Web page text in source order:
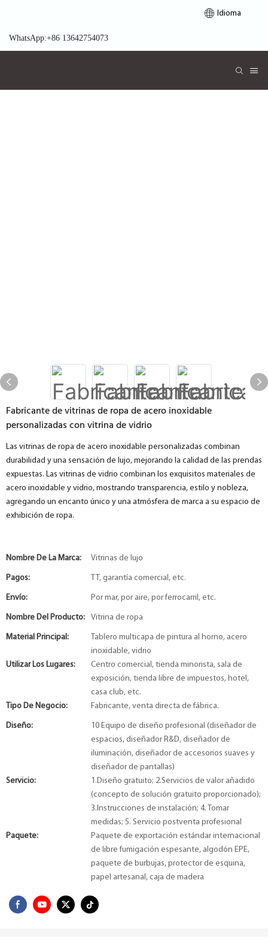
Idioma
WhatsApp:+86 13642754073
Fabricante de vitrinas de ropa de acero inoxidable
personalizadas con vitrina de vidrio
Las vitrinas de ropa de acero inoxidable personalizadas combinan
durabilidad y una sensación de lujo, mejorando la calidad de las prendas
expuestas. Las vitrinas de vidrio combinan los exquisitos materiales de
acero inoxidable y vidrio, mostrando transparencia, estilo y nobleza,
agregando un encanto único y una atmósfera de marca a su espacio de
exhibición de ropa.
Nombre De La Marca: Vitrinas de lujo
Pagos: TT, garantía comercial, etc.
Envío: Por mar, por aire, por ferrocarril, etc.
Nombre Del Producto: Vitrina de ropa
Material Principal:
Tablero multicapa de pintura al horno, acero
inoxidable, vidrio
Utilizar Los Lugares:
Centro comercial, tienda minorista, sala de
exposición, tienda libre de impuestos, hotel,
casa club, etc.
Tipo De Negocio:
Fabricante, venta directa de fábrica.
Diseño:
10 Equipo de diseño profesional (diseñador de
espacios, diseñador R&D, diseñador de
iluminación, diseñador de accesorios suaves y
diseñador de pantallas)
Servicio:
1.Diseño gratuito; 2.Servicios de valor añadido
(concepto de solución gratuito proporcionado);
3.Instrucciones de instalación; 4. Tomar
medidas; 5. Servicio postventa profesional
Paquete:
Paquete de exportación estándar internacional
de libre fumigación espesante, algodón EPE,
paquete de burbujas, protector de esquina,
papel artesanal, caja de madera